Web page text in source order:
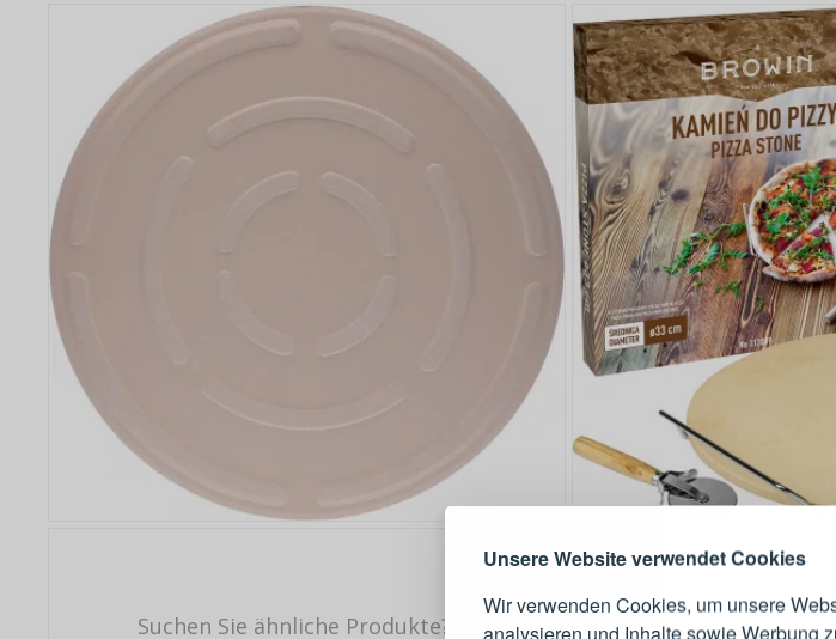
Unsere Website verwendet Cookies
Wir verwenden Cookies, um unsere
analysieren und Inhalte sowie Werbung
Suchen Sie ähnliche Produkte?
Warum es sich lohnt, ein Konto zu
erstellen